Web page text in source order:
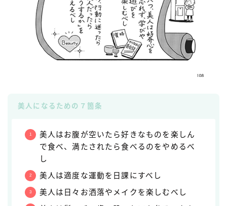
美人になるための７箇条
美人はお腹が空いたら好きなものを楽しん
で食べ、満たされたら食べるのをやめるべ
し
美人は適度な運動を日課にすべし
美人は日々お洒落やメイクを楽しむべし